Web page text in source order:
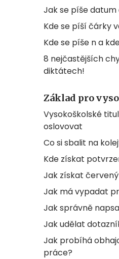
Jak se píše datum
Kde se píší čárky
Kde se píše n a
8 nejčastějších
diktátech!
Základ pro
Vysokoškolské
oslovovat
Co si sbalit na
Kde získat
Jak získat
Jak má vypadat
Jak správně
Jak udělat
Jak probíhá
práce?